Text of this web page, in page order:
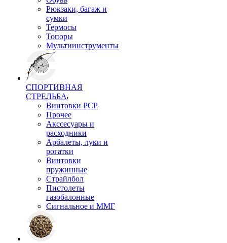
Рюкзаки, багаж и
сумки
Термосы
Топоры
Мультиинструменты
СПОРТИВНАЯ
СТРЕЛЬБА
Винтовки PCP
Прочее
Акссесуары и
расходники
Арбалеты, луки и
рогатки
Винтовки
пружинные
Страйлбол
Пистолеты
газобалонные
Сигнальное и ММГ